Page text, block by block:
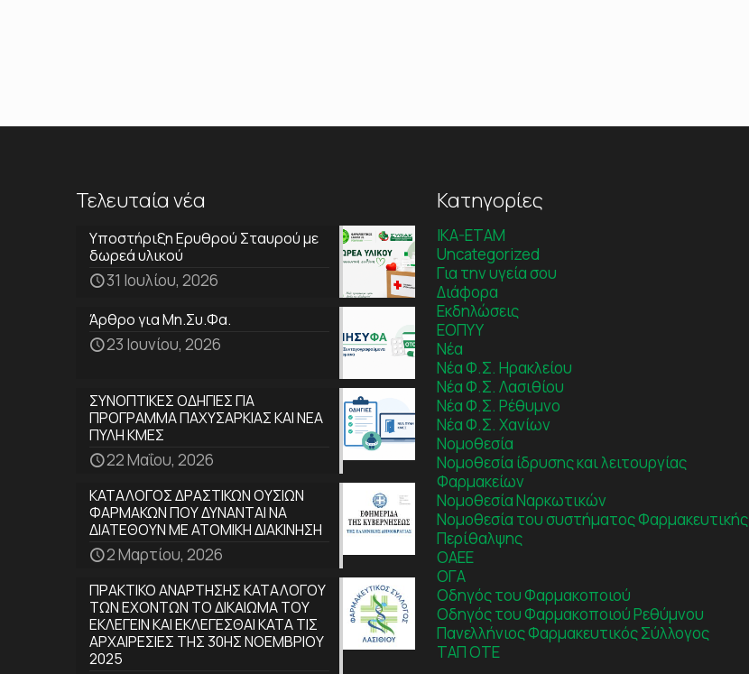
Τελευταία νέα
Υποστήριξη Ερυθρού Σταυρού με
δωρεά υλικού
31 Ιουλίου, 2026
Άρθρο για Μη.Συ.Φα.
23 Ιουνίου, 2026
ΣΥΝΟΠΤΙΚΕΣ ΟΔΗΓΙΕΣ ΓΙΑ
ΠΡΟΓΡΑΜΜΑ ΠΑΧΥΣΑΡΚΙΑΣ ΚΑΙ ΝΕΑ
ΠΥΛΗ ΚΜΕΣ
22 Μαΐου, 2026
ΚΑΤΑΛΟΓΟΣ ΔΡΑΣΤΙΚΩΝ ΟΥΣΙΩΝ
ΦΑΡΜΑΚΩΝ ΠΟΥ ΔΥΝΑΝΤΑΙ ΝΑ
ΔΙΑΤΕΘΟΥΝ ΜΕ ΑΤΟΜΙΚΗ ΔΙΑΚΙΝΗΣΗ
2 Μαρτίου, 2026
ΠΡΑΚΤΙΚΟ ΑΝΑΡΤΗΣΗΣ ΚΑΤΑΛΟΓΟΥ
ΤΩΝ ΕΧΟΝΤΩΝ ΤΟ ΔΙΚΑΙΩΜΑ ΤΟΥ
ΕΚΛΕΓΕΙΝ ΚΑΙ ΕΚΛΕΓΕΣΘΑΙ ΚΑΤΑ ΤΙΣ
ΑΡΧΑΙΡΕΣΙΕΣ ΤΗΣ 30ΗΣ ΝΟΕΜΒΡΙΟΥ
2025
Κατηγορίες
IKA-ETAM
Uncategorized
Για την υγεία σου
Διάφορα
Εκδηλώσεις
ΕΟΠΥΥ
Νέα
Νέα Φ.Σ. Ηρακλείου
Νέα Φ.Σ. Λασιθίου
Νέα Φ.Σ. Ρέθυμνο
Νέα Φ.Σ. Χανίων
Νομοθεσία
Νομοθεσία ίδρυσης και λειτουργίας
Φαρμακείων
Νομοθεσία Ναρκωτικών
Νομοθεσία του συστήματος Φαρμακευτικής
Περίθαλψης
ΟΑΕΕ
ΟΓΑ
Οδηγός του Φαρμακοποιού
Οδηγός του Φαρμακοποιού Ρεθύμνου
Πανελλήνιος Φαρμακευτικός Σύλλογος
ΤΑΠ ΟΤΕ